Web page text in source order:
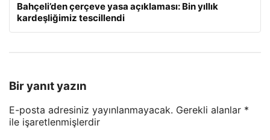
Bahçeli’den çerçeve yasa açıklaması: Bin yıllık
kardeşliğimiz tescillendi
Bir yanıt yazın
E-posta adresiniz yayınlanmayacak. Gerekli alanlar *
ile işaretlenmişlerdir